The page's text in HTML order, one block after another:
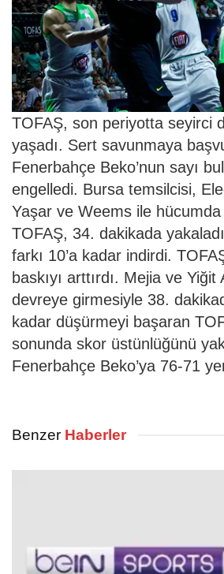
TOFAŞ, son periyotta seyirci
yaşadı. Sert savunmaya
Fenerbahçe Beko’nun sayı
engelledi. Bursa temsilcisi,
Yaşar ve Weems ile
TOFAŞ, 34. dakikada
farkı 10’a kadar indirdi.
baskıyı arttırdı. Mejia ve Yiğit
devreye girmesiyle 38.
kadar düşürmeyi başaran
sonunda skor üstünlüğünü
Fenerbahçe Beko’ya 76-71
Benzer Haberler